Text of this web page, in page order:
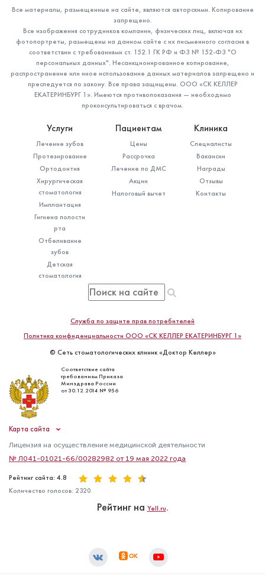
Все материалы, размещенные на сайте, являются авторскими. Копирование
запрещено.
Все изображения сотрудников компании, физических лиц, включая их
фотопортреты, размещены на данном сайте с их письменного согласия в
соответствии с требованиями ст. 152.1 ГК РФ и ФЗ № 152-ФЗ "О
персональных данных". Несанкционированное копирование,
распространение или иное использование данных материалов запрещено и
преследуется по закону. Все права защищены. ООО «СК КЕЛЛЕР
ЕКАТЕРИНБУРГ 1». Имеются противопоказания — необходимо
проконсультироваться с врачом.
Услуги
Лечение зубов
Протезирование
Ортодонтия
Хирургическая
стоматология
Имплантация
Гигиена полости
рта
Отбеливание
зубов
Детская
стоматология
Пациентам
Цены
Рассрочка
Лечение по ДМС
Акции
Налоговый вычет
Клиника
Специалисты
Вакансии
Награды
Отзывы
Контакты
Служба по защите прав потребителей
Политика конфиденциальности ООО «СК КЕЛЛЕР ЕКАТЕРИНБУРГ 1»
© Сеть стоматологических клиник «Доктор Келлер»
Соответствие сайта
требованиям Приказа
Минздрава России
от 30.12.2014 № 956
Карта сайта
Лицензия на осуществление медицинской деятельности
№ Л041-01021-66/00282982 от 19 мая 2022 года
Рейтинг сайта: 4.8
Количество голосов: 2320
Рейтинг на Yell.ru.